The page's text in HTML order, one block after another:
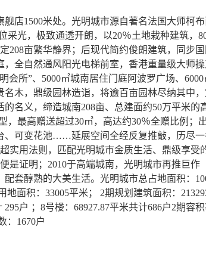
店1500米处。光明城市源自著名法国大师柯
采光，极致通透开朗，以20％土地栽种建筑，
208亩繁华静界；后现代简约俊朗建筑，同步
全自然通风阳光电梯前室，香港重量级大师
会所”、5000㎡城南居住门庭阿波罗广场、
木，鼎级园林造诣，将逾百亩园林尽纳其中
名义，缔造城南208亩、总建面约50万平米的
，最高赠送超过30㎡，高达约30％全赠比例；
、可变花池……延展空间全经反复推敲，历尽
实用法则，匹配光明城市金质生活、鼎级享受
是证明；2010于高端城南，光明城市再推巨作
套醇熟的大美生活。光明城市总占地面积：
面积：33005平米； 2期规划建筑面积：
户 ；8号楼：68927.87平米共计686户2期容积
：1670户